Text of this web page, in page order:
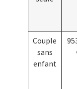
Couple
sans
enfant